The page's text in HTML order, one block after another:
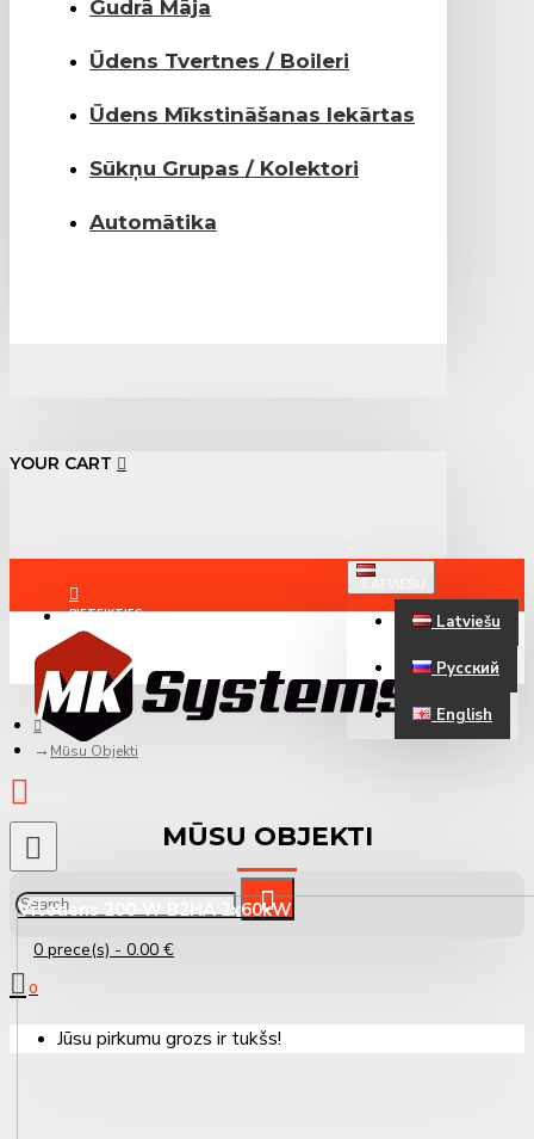
Gudrā Māja
Ūdens Tvertnes / Boileri
Ūdens Mīkstināšanas Iekārtas
Sūkņu Grupas / Kolektori
Automātika
YOUR CART
PIETEIKTIES
REĢISTRĒTIES
Latviešu
Русский
English
0 prece(s) - 0.00 €
0
Jūsu pirkumu grozs ir tukšs!
Mūsu Objekti
MŪSU OBJEKTI